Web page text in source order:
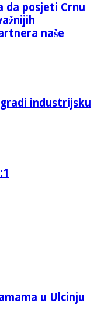
da posjeti Crnu
naše
industrijsku
u Ulcinju